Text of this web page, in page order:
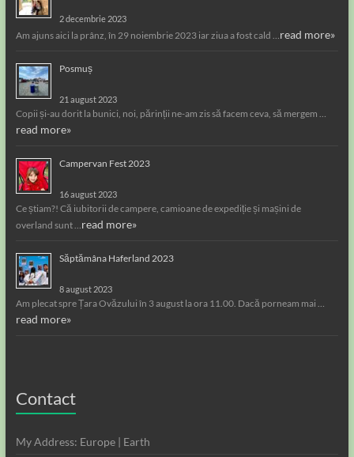
2 decembrie 2023
Am ajuns aici la prânz, în 29 noiembrie 2023 iar ziua a fost cald …read more»
Posmuș
21 august 2023
Copii și-au dorit la bunici, noi, părinții ne-am zis să facem ceva, să mergem …
read more»
Campervan Fest 2023
16 august 2023
Ce știam?! Că iubitorii de campere, camioane de expediție și mașini de
overland sunt …read more»
Săptămâna Haferland 2023
8 august 2023
Am plecat spre Țara Ovăzului în 3 august la ora 11.00. Dacă porneam mai …
read more»
Contact
My Address: Europe | Earth